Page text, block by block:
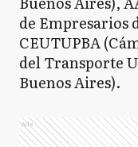
de Empresarios
CEUTUPBA
del Transporte
Buenos Aires).
Ads